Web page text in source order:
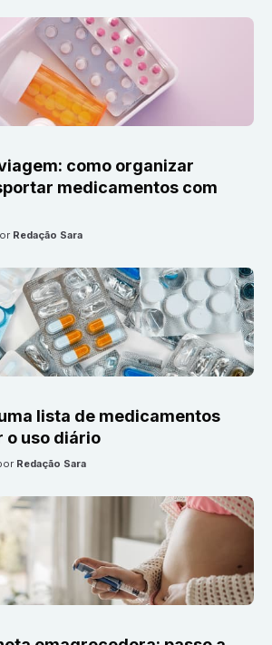
como organizar
medicamentos com
Redação Sara
lista de medicamentos
o uso diário
Redação Sara